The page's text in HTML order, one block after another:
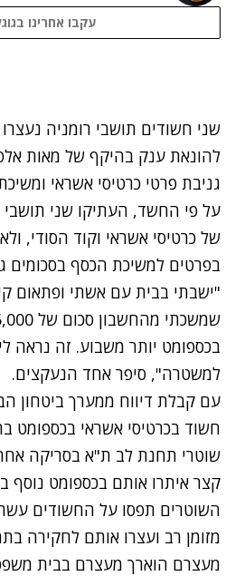
עקבו אחרינו
נתקלנו
שני חשודים תושבי רומניה
להונאת ענק בהיקף של מאות
גניבת פרטי כרטיסי אשראי
של כרטיסי אשראי וקוד הסודי,
בפרטים למשיכת הכסף בסכומים
"ישבתי בבית עם אשתי ופתאום
בכספומט יותר משבוע. זה נראה
למשטרה", סיפר אחד הנעקצים.
עם קבלת דיווח ממערך ביטחון
חשוד בכרטיסי אשראי בכספומט
שוטרי תחנת לב ת"א בסריקה
קצר איתרו אותם בכספומט נוסף
השוטרים תפסו על החשודים
מזומן רב ועצרו אותם לחקירה
מעצרם הוארך מעצרם בבית